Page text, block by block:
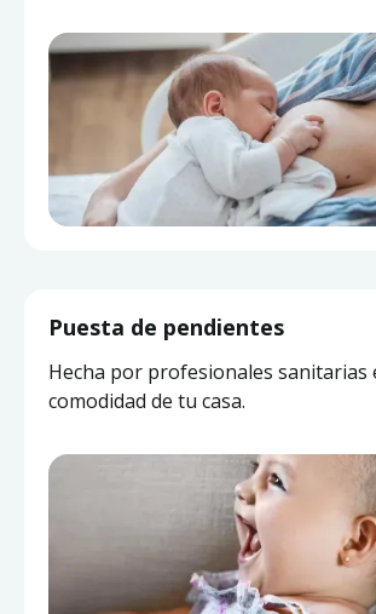
Puesta de pendientes
Hecha por profesionales sanitarias
comodidad de tu casa.